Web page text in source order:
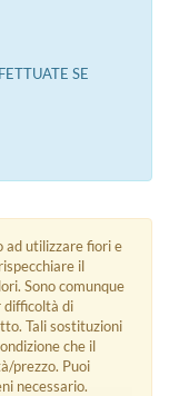
SE
ad utilizzare fiori e
il
Sono comunque
difficoltà di
Tali sostituzioni
che il
prezzo. Puoi
necessario.